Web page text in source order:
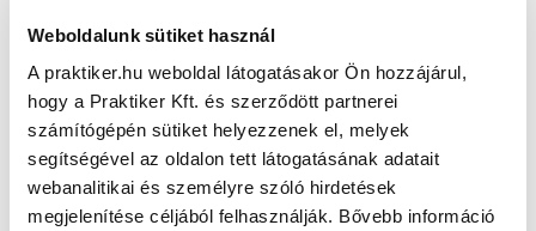
Weboldalunk sütiket használ
A praktiker.hu weboldal látogatásakor Ön hozzájárul,
hogy a Praktiker Kft. és szerződött partnerei
számítógépén sütiket helyezzenek el, melyek
segítségével az oldalon tett látogatásának adatait
webanalitikai és személyre szóló hirdetések
megjelenítése céljából felhasználják. Bővebb információ
Oldal újratöltése